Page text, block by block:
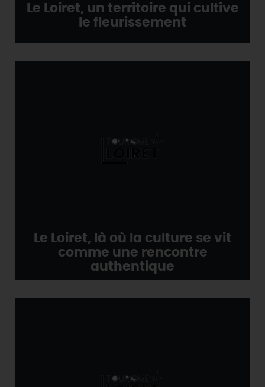
Le Loiret, un territoire qui cultive
le fleurissement
Le Loiret, là où la culture se vit
comme une rencontre
authentique